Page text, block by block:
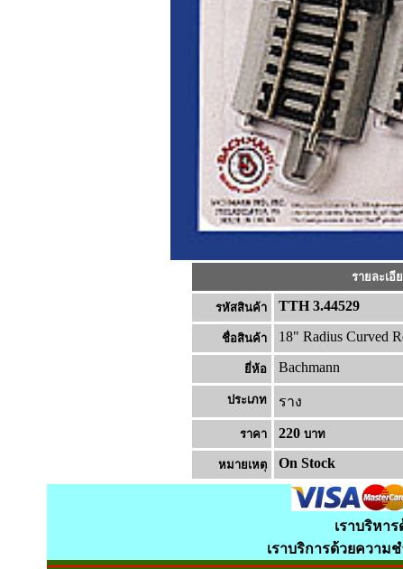
รายละเอี
รหัสสินค้า TTH 3.44529
ชื่อสินค้า 18" Radius Curved
ยี่ห้อ Bachmann
ประเภท ราง
ราคา 220 บาท
หมายเหต On Stock
เราบริหา
เราบริการด้วยความ